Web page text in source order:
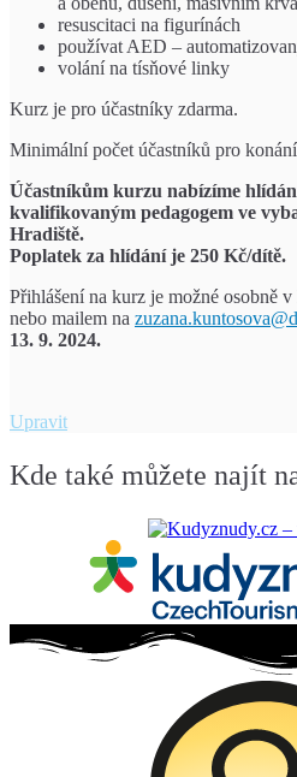
resuscitaci na figurínách
používat AED –
volání na tísňové linky
Kurz je pro účastníky zdarma.
Minimální počet účastníků pro
Účastníkům kurzu nabízíme
kvalifikovaným pedagogem ve
Hradiště.
Poplatek za hlídání je 250 Kč/dítě.
Přihlášení na kurz je možné osobně
nebo mailem na
13. 9. 2024.
Upravit155
pro
život
Kde také můžete najít